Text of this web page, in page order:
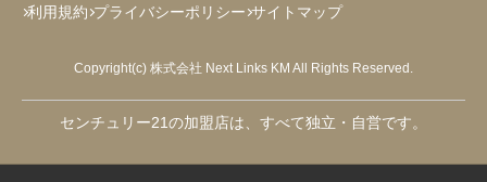
利用規約 プライバシーポリシー サイトマップ
Copyright(c) 株式会社 Next Links KM All Rights Reserved.
センチュリー21の加盟店は、すべて独立・自営です。